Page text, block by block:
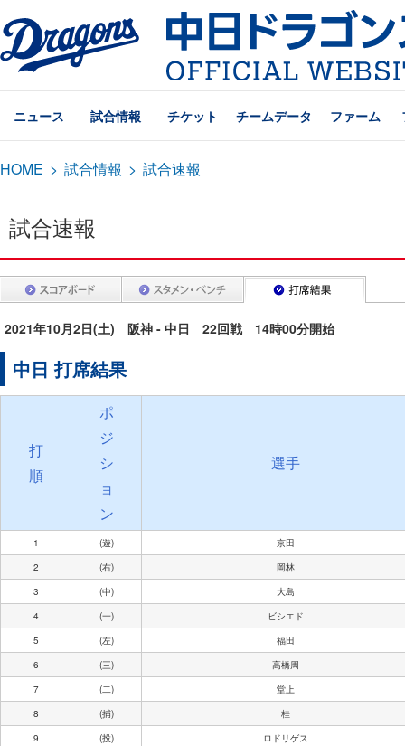
ニュース 試合情報 チケット チームデータ ファーム
HOME > 試合情報 > 試合速報
試合速報
2021年10月2日(土) 阪神 - 中日 22回戦 14時00分開始
中日 打席結果
打
順
ポ
ジ
シ
ョ
ン
選手
1 (遊)
京田
2
(右)
岡林
3
(中)
大島
4
(一)
ビシエド
5
(左)
福田
6
(三)
高橋周
7
(二)
堂上
8
(捕)
桂
9
(投)
ロドリゲス